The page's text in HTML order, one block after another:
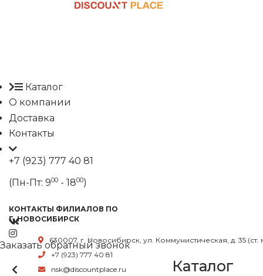
Каталог
О компании
Доставка
Контакты
+7 (923) 777 40 81
(Пн-Пт: 900 - 1800)
КОНТАКТЫ ФИЛИАЛОВ ПО
Г. НОВОСИБИРСК
630007, г. Новосибирск, ул. Коммунистическая, д. 35
+7 (923) 777 40 81
nsk@discountplace.ru
Заказать обратный звонок
Каталог